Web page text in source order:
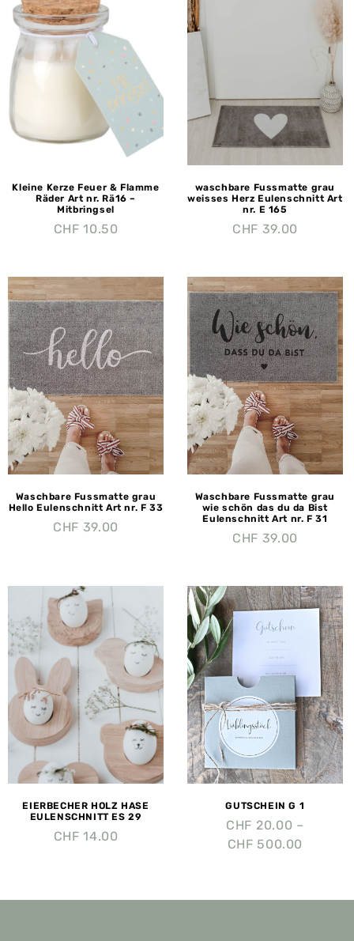
Kleine Kerze Feuer & Flamme
Räder Art nr. Rä16 –
Mitbringsel
CHF 10.50
waschbare Fussmatte grau
weisses Herz Eulenschnitt Art
nr. E 165
CHF 39.00
Waschbare Fussmatte grau
Hello Eulenschnitt Art nr. F 33
CHF 39.00
Waschbare Fussmatte grau
wie schön das du da Bist
Eulenschnitt Art nr. F 31
CHF 39.00
EIERBECHER HOLZ HASE
EULENSCHNITT ES 29
CHF 14.00
GUTSCHEIN G 1
CHF 20.00 –
CHF 500.00